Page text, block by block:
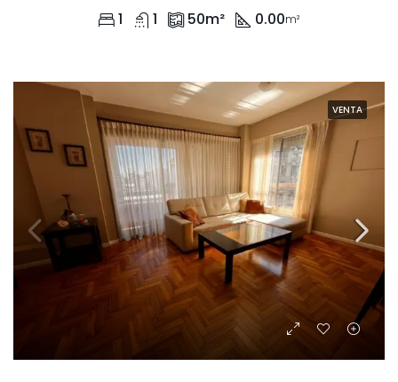
1 1 50m² 0.00m²
VENTA